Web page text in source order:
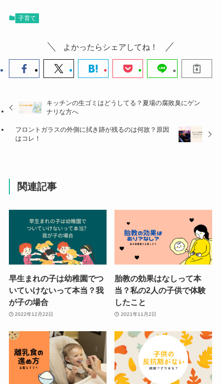
子育て
よかったらシェアしてね！
キッチンの生ゴミはどうしてる？夏場の腐敗臭にゲン
ナリな方へ
フロントガラスの外側に拭き跡が残るのは何故？原因
はコレ！
関連記事
早生まれの子は幼稚園でつ
いていけないって本当？我
が子の場合
2022年12月22日
胎教の効果はなしって本
当？私の2人の子供で体験
したこと
2021年11月2日